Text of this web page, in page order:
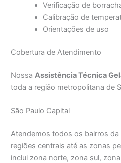
Verificação de
Calibração de
Orientações de uso
Cobertura de Atendimento
NossaAssistência Técnica
toda a região metropolitana de
São Paulo Capital
Atendemos todos os bairros da
regiões centrais até as zonas
inclui zona norte, zona sul,